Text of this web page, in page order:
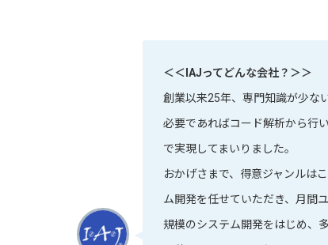
＜＜IAJってどんな会社？＞＞
創業以来25年、専門知識が少な
必要であればコード解析から行
で実現してまいりました。
おかげさまで、得意ジャンルは
ム開発を任せていただき、月間
規模のシステム開発をはじめ、